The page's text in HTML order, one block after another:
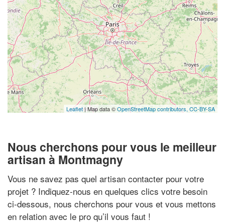
Leaflet| Map data ©OpenStreetMap contributors, CC-BY-SA
Nous cherchons pour vous le meilleur
artisan à Montmagny
Vous ne savez pas quel artisan contacter pour votre
projet ? Indiquez-nous en quelques clics votre besoin
ci-dessous, nous cherchons pour vous et vous mettons
en relation avec le pro qu’il vous faut !